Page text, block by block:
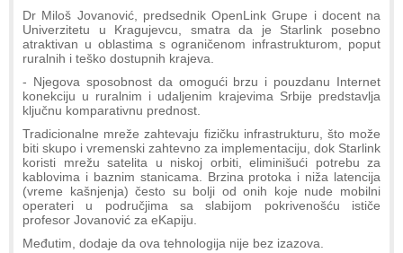
Dr Miloš Jovanović, predsednik OpenLink Grupe i docent na
Univerzitetu u Kragujevcu, smatra da je Starlink posebno
atraktivan u oblastima s ograničenom infrastrukturom, poput
ruralnih i teško dostupnih krajeva.
- Njegova sposobnost da omogući brzu i pouzdanu Internet
konekciju u ruralnim i udaljenim krajevima Srbije predstavlja
ključnu komparativnu prednost.
Tradicionalne mreže zahtevaju fizičku infrastrukturu, što može
biti skupo i vremenski zahtevno za implementaciju, dok Starlink
koristi mrežu satelita u niskoj orbiti, eliminišući potrebu za
kablovima i baznim stanicama. Brzina protoka i niža latencija
(vreme kašnjenja) često su bolji od onih koje nude mobilni
operateri u područjima sa slabijom pokrivenošću ističe
profesor Jovanović za eKapiju.
Međutim, dodaje da ova tehnologija nije bez izazova.